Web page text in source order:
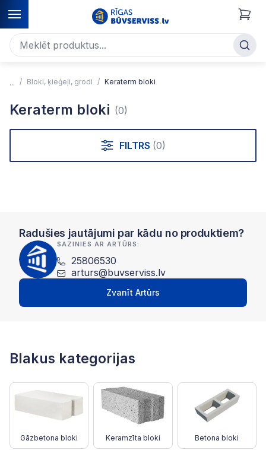
Bloki, ķieģeļi, grodi Keraterm bloki
Keraterm bloki (0)
FILTRS (0)
Radušies jautājumi par kādu no produktiem?
SAZINIES AR ARTŪRS:
25806530
arturs@buvserviss.lv
Zvanīt Artūrs
Blakus kategorijas
Gāzbetona bloki Keramzīta bloki Betona bloki